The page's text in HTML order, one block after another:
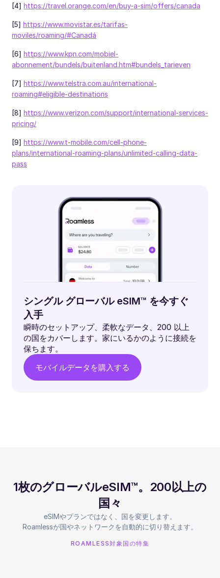
[4] https://travel.orange.com/en/buy-a-sim/offers/canada
[5] https://www.movistar.es/tarifas-
moviles/roaming/#Canadá
[6] https://www.kpn.com/mobiel-
abonnement/bundels/buitenland.htm#bundels_tarieven
[7] https://www.telstra.com.au/international-
roaming#eligible-destinations
[8] https://www.verizon.com/support/international-services-
pricing/
[9] https://www.t-mobile.com/cell-phone-
plans/international-roaming-plans/unlimited-calling-data-
pass
シングル グローバル eSIM™ を今すぐ
入手
瞬時のセットアップ、柔軟なデータ、200 以上
の国をカバーします。家にいるかのように接続を
保ちます。
モバイルデータを購入する
1枚のグローバルeSIM™。200以上の
国々
eSIMやプランではなく、国を変更します。
Roamlessが国やネットワークを自動的に切り替えます。
ROAMLESS対象国の特集